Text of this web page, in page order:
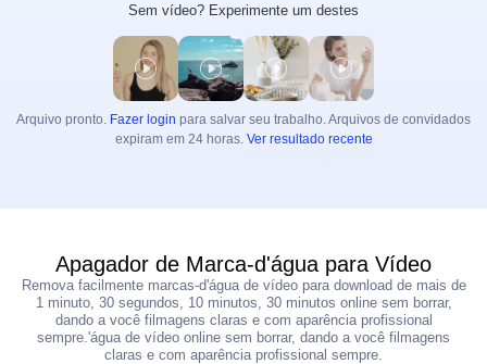
Aprimorador de Vídeo Ilimitado
Kits de Ferramentas de Foto
Remover Fundo de Foto
Gerador Automático de Legendas
Sem vídeo? Experimente um destes
Arquivo pronto. Fazer login para salvar seu trabalho. Arquivos de convidados
expiram em 24 horas. Ver resultado recente
Apagador de Marca-d'água para Vídeo
Remova facilmente marcas-d'água de vídeo para download de mais de
1 minuto, 30 segundos, 10 minutos, 30 minutos online sem borrar,
dando a você filmagens claras e com aparência profissional
sempre.'água de vídeo online sem borrar, dando a você filmagens
claras e com aparência profissional sempre.